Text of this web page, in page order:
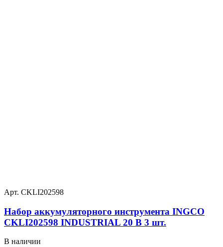
Арт. CKLI202598
Набор аккумуляторного инструмента INGCO
CKLI202598 INDUSTRIAL 20 В 3 шт.
В наличии